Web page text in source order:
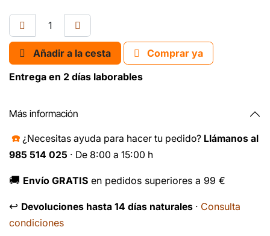
Añadir a la cesta
Comprar ya
Entrega en 2 días laborables
Más información
☎️ ¿Necesitas ayuda para hacer tu pedido? Llámanos al
985 514 025 · De 8:00 a 15:00 h
🚚 Envío GRATIS en pedidos superiores a 99 €
↩️ Devoluciones hasta 14 días naturales · Consulta
condiciones